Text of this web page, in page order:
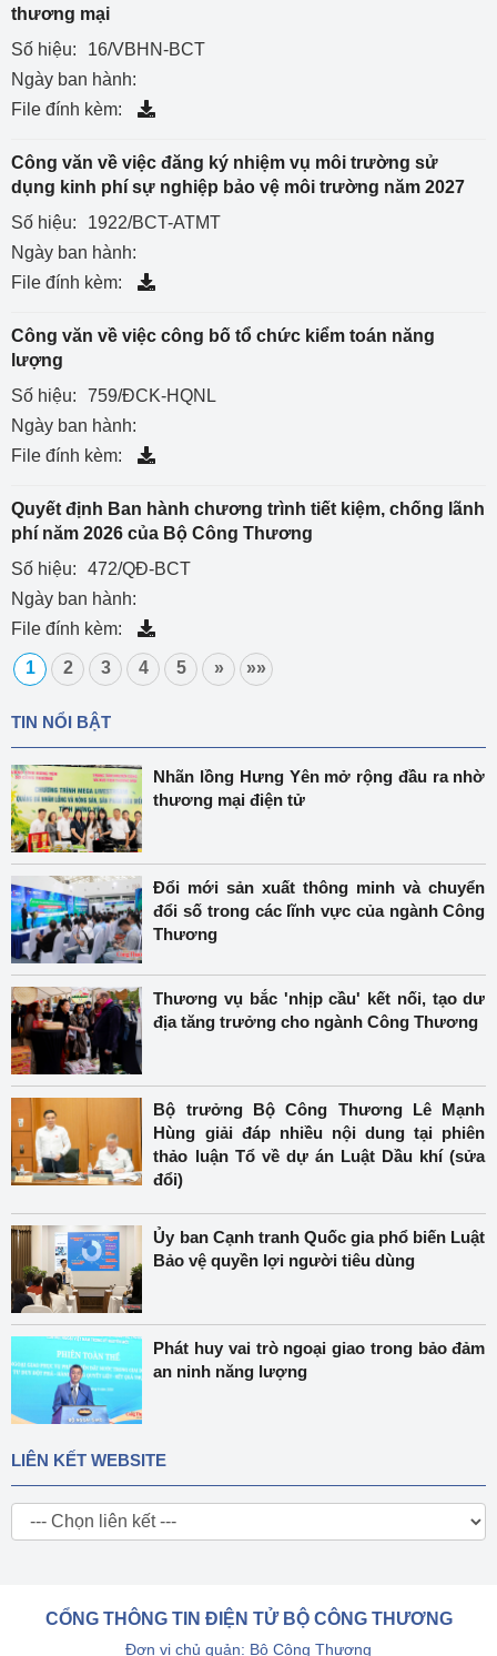
thương mại
Số hiệu:
16/VBHN-BCT
Ngày ban hành:
File đính kèm:
Công văn về việc đăng ký nhiệm vụ môi trường sử
dụng kinh phí sự nghiệp bảo vệ môi trường năm 2027
Số hiệu:
1922/BCT-ATMT
Ngày ban hành:
File đính kèm:
Công văn về việc công bố tổ chức kiểm toán năng
lượng
Số hiệu:
759/ĐCK-HQNL
Ngày ban hành:
File đính kèm:
Quyết định Ban hành chương trình tiết kiệm, chống lãnh
phí năm 2026 của Bộ Công Thương
Số hiệu:
472/QĐ-BCT
Ngày ban hành:
File đính kèm:
1 2 3 4 5 » »»
TIN NỔI BẬT
Nhãn lồng Hưng Yên mở rộng đầu ra nhờ
thương mại điện tử
Đổi mới sản xuất thông minh và chuyển
đổi số trong các lĩnh vực của ngành Công
Thương
Thương vụ bắc 'nhịp cầu' kết nối, tạo dư
địa tăng trưởng cho ngành Công Thương
Bộ trưởng Bộ Công Thương Lê Mạnh
Hùng giải đáp nhiều nội dung tại phiên
thảo luận Tổ về dự án Luật Dầu khí (sửa
đổi)
Ủy ban Cạnh tranh Quốc gia phổ biến Luật
Bảo vệ quyền lợi người tiêu dùng
Phát huy vai trò ngoại giao trong bảo đảm
an ninh năng lượng
LIÊN KẾT WEBSITE
CỔNG THÔNG TIN ĐIỆN TỬ BỘ CÔNG THƯƠNG
Đơn vị chủ quản: Bộ Công Thương